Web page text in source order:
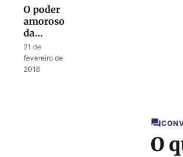
O poder
amoroso
da
palavra
“não”
21 de
fevereiro de
2018
O